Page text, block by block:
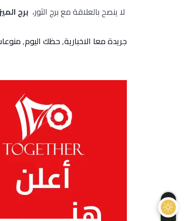
لا ينصح بالعلاقة مع برج الثور، برج
جريدة معا الاخبارية,حظك اليوم,